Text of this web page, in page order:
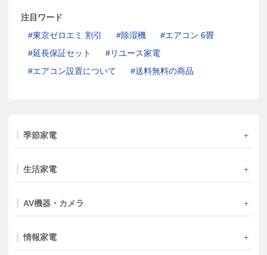
注目ワード
東京ゼロエミ 割引
除湿機
エアコン 6畳
延長保証セット
リユース家電
エアコン設置について
送料無料の商品
季節家電
生活家電
AV機器・カメラ
情報家電